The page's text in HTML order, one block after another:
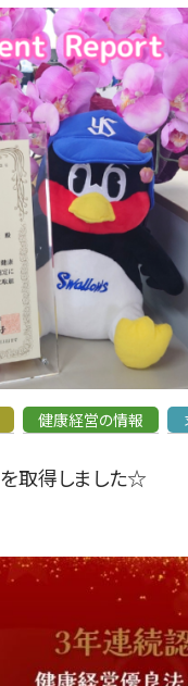
健康経営の情報
取得しました☆